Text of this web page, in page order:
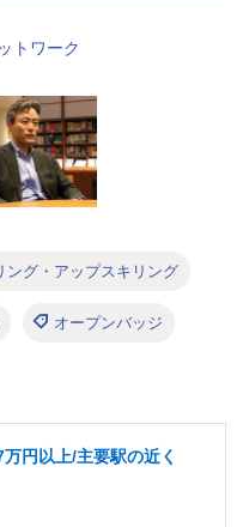
トワーク
ング・アップスキリング
オープンバッジ
円以上/主要駅の近く